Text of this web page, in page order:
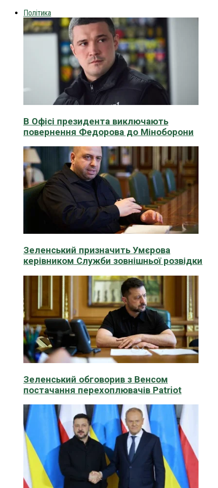
Політика
В Офісі президента виключають
повернення Федорова до Міноборони
Зеленський призначить Умєрова
керівником Служби зовнішньої розвідки
Зеленський обговорив з Венсом
постачання перехоплювачів Patriot